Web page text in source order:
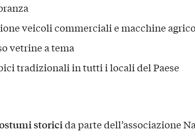
veicoli commerciali e macchine
vetrine a tema
tradizionali in tutti i locali del Paese
storicida parte dell’associazione